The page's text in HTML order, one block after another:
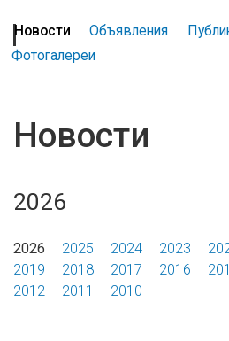
Новости Объявления
Фотогалереи
Новости
2026
2026 2025 2024 2023
2019
2018 2017 2016
2012
2011 2010